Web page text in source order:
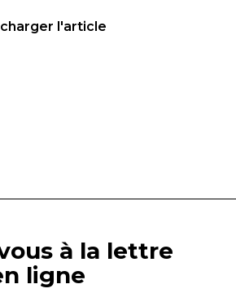
l'article
à la lettre
ligne